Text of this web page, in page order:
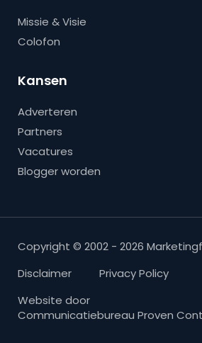
Missie & Visie
Colofon
Kansen
Adverteren
Partners
Vacatures
Blogger worden
Copyright © 2002 - 2026
Disclaimer
Privacy Policy
Website door
Communicatiebureau Proven